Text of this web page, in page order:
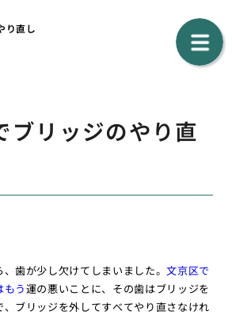
り直し
ブリッジのやり直
歯が少し欠けてしまいました。文京区で
う運の悪いことに、その歯はブリッジを
、ブリッジを外してすべてやり直さなけれ